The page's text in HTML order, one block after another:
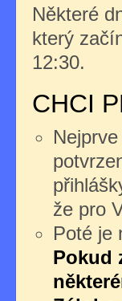
Některé
který
12:30.
CHCI
že pro
Poté je
Pokud